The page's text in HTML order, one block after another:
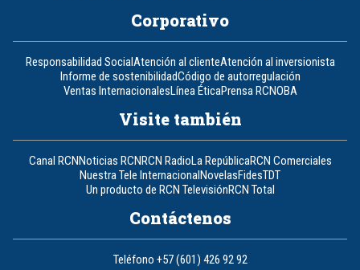
Corporativo
Responsabilidad SocialAtención al clienteAtención al inversionista
Informe de sostenibilidadCódigo de autorregulación
Ventas InternacionalesLínea ÉticaPrensa RCNOBA
Visite también
Canal RCNNoticias RCNRCN RadioLa RepúblicaRCN Comerciales
Nuestra Tele InternacionalNovelasFidesTDT
Un producto de RCN TelevisiónRCN Total
Contáctenos
Teléfono +57 (601) 426 92 92